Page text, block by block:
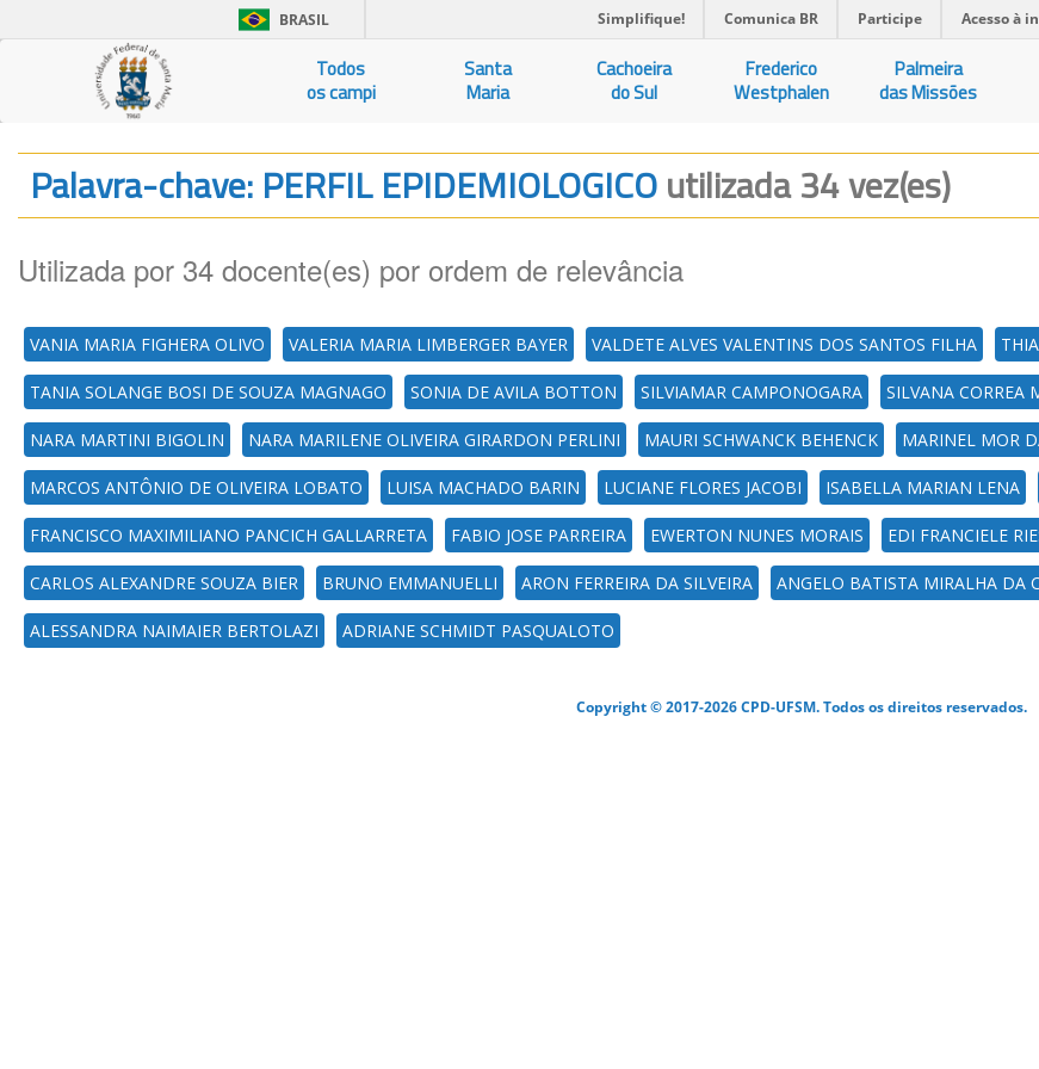
BRASIL Simplifique! Comunica BR Participe Acesso à
Todos
os campi
Santa
Maria
Cachoeira
do Sul
Frederico
Westphalen
Palmeira
das Missões
Palavra-chave: PERFIL EPIDEMIOLOGICOutilizada 34 vez(es)
Utilizada por 34 docente(es) por ordem de relevância
VANIA MARIA FIGHERA OLIVO VALERIA MARIA LIMBERGER BAYER VALDETE ALVES VALENTINS DOS SANTOS FILHA
TANIA SOLANGE BOSI DE SOUZA MAGNAGO SONIA DE AVILA BOTTON SILVIAMAR CAMPONOGARA SILVANA CORREA
NARA MARTINI BIGOLIN NARA MARILENE OLIVEIRA GIRARDON PERLINI MAURI SCHWANCK BEHENCK MARINEL MOR
MARCOS ANTÔNIO DE OLIVEIRA LOBATO LUISA MACHADO BARIN LUCIANE FLORES JACOBI ISABELLA MARIAN LENA
FRANCISCO MAXIMILIANO PANCICH GALLARRETA FABIO JOSE PARREIRA EWERTON NUNES MORAIS EDI FRANCIELE
CARLOS ALEXANDRE SOUZA BIER BRUNO EMMANUELLI ARON FERREIRA DA SILVEIRA ANGELO BATISTA MIRALHA DA
ALESSANDRA NAIMAIER BERTOLAZI ADRIANE SCHMIDT PASQUALOTO
Copyright © 2017-2026 CPD-UFSM. Todos os direitos reservados.